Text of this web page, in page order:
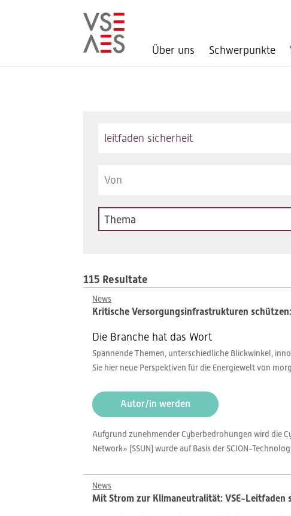
Über uns Schwerpunkte
Thema
115 Resultate
News
Kritische Versorgungsinfrastrukturen
Die Branche hat das Wort
Spannende Themen, unterschiedliche Blickwinkel,
Sie hier neue Perspektiven für die Energiewelt von
Autor/in werden
Aufgrund zunehmender Cyberbedrohungen wird die
Network» (SSUN) wurde auf Basis der SCION-
News
Mit Strom zur Klimaneutralität: VSE-Leitfaden